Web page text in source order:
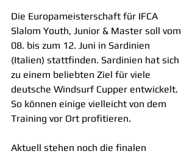
Die Europameisterschaft für IFCA
Slalom Youth, Junior & Master soll vom
08. bis zum 12. Juni in Sardinien
(Italien) stattfinden. Sardinien hat sich
zu einem beliebten Ziel für viele
deutsche Windsurf Cupper entwickelt.
So können einige vielleicht von dem
Training vor Ort profitieren.
Aktuell stehen noch die finalen